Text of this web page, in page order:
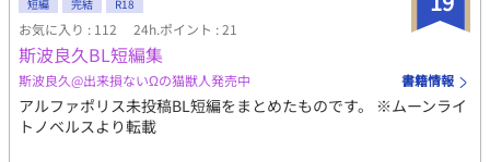
短編 完結 R18
お気に入り : 112 24h.ポイント : 21
斯波良久BL短編集
斯波良久@出来損ないΩの猫獣人発売中 書籍情報
アルファポリス未投稿BL短編をまとめたものです。 ※ムーンライ
トノベルスより転載